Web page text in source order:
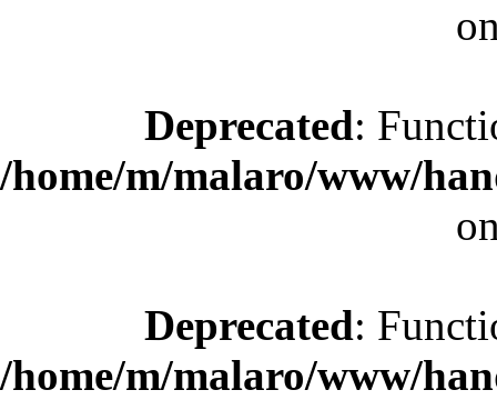
Deprecated:
/home/m/malaro/www/
Deprecated:
/home/m/malaro/www/